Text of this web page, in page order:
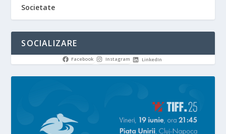
Societate
SOCIALIZARE
Facebook Instagram LinkedIn